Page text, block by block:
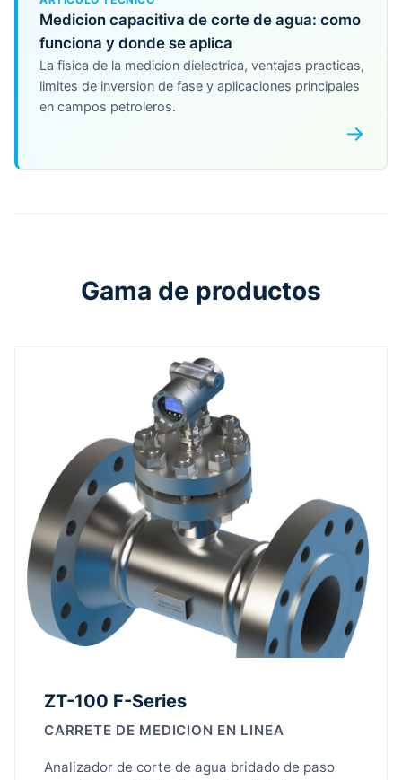
Medicion capacitiva de corte de agua: como
funciona y donde se aplica
La fisica de la medicion dielectrica, ventajas practicas,
limites de inversion de fase y aplicaciones principales
en campos petroleros.
→
Gama de productos
ZT-100 F-Series
CARRETE DE MEDICION EN LINEA
Analizador de corte de agua bridado de paso